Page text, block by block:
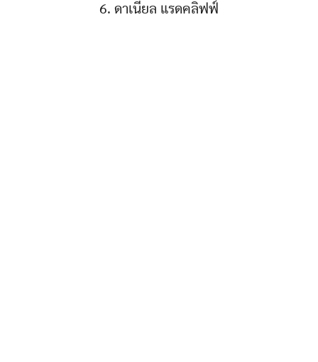
6. ดาเนียล แรดคลิฟฟ์